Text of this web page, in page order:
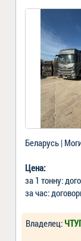
Беларусь |
Цена:
за 1 тонну:
за час:
Владелец: